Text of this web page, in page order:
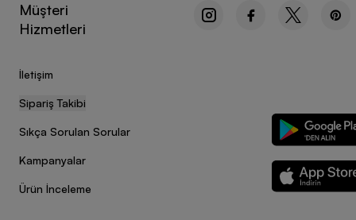
Müşteri
Hizmetleri
İletişim
Sipariş Takibi
Sıkça Sorulan Sorular
Kampanyalar
Ürün İnceleme